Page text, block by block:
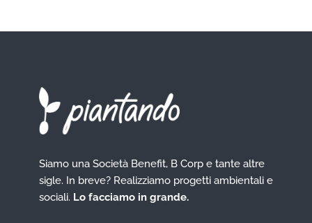
Siamo una Società Benefit, B Corp e tante altre
sigle. In breve? Realizziamo progetti ambientali e
sociali. Lo facciamo in grande.